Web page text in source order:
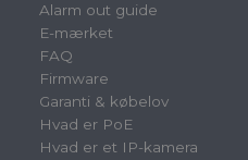
Alarm out guide
E-mærket
FAQ
Firmware
Garanti & købelov
Hvad er PoE
Hvad er et IP-kamera